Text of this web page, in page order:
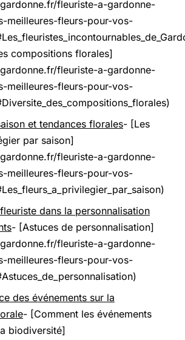
fleuriste-a-gardonne-
meilleures-fleurs-pour-vos-
compositions florales]
fleuriste-a-gardonne-
meilleures-fleurs-pour-vos-
et tendances florales- [Les
par saison]
fleuriste-a-gardonne-
meilleures-fleurs-pour-vos-
dans la personnalisation
- [Astuces de personnalisation]
fleuriste-a-gardonne-
meilleures-fleurs-pour-vos-
des événements sur la
- [Comment les événements
biodiversité]